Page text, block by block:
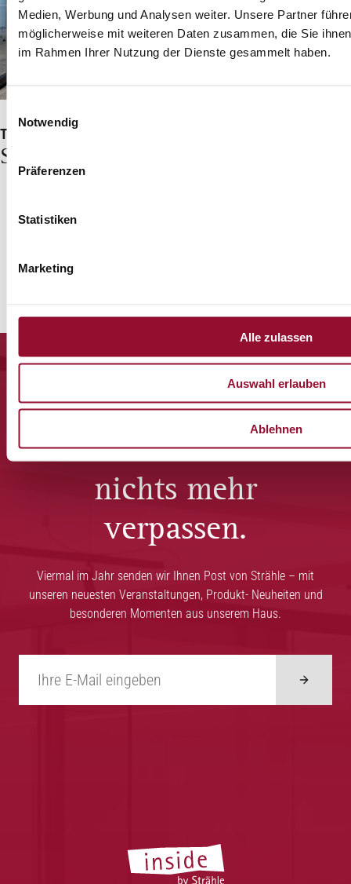
Medien, Werbung und Analysen weiter. Unsere Partner
möglicherweise mit weiteren Daten zusammen, die Sie
im Rahmen Ihrer Nutzung der Dienste gesammelt haben.
Notwendig
Präferenzen
Statistiken
Marketing
Alle zulassen
Auswahl erlauben
Ablehnen
Trennwandsystem 2000
Sparkasse, Salzburg
Jetzt anmelden und
nichts mehr
verpassen.
Viermal im Jahr senden wir Ihnen Post von Strähle – mit
unseren neuesten Veranstaltungen, Produkt- Neuheiten und
besonderen Momenten aus unserem Haus.